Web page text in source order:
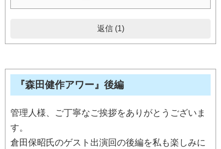
返信 (1)
『森田健作アワー』後編
管理人様、ご丁寧なご挨拶をありがとうございま
す。
倉田保昭氏のゲスト出演回の後編を私も楽しみに